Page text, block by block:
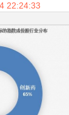
22:24:33